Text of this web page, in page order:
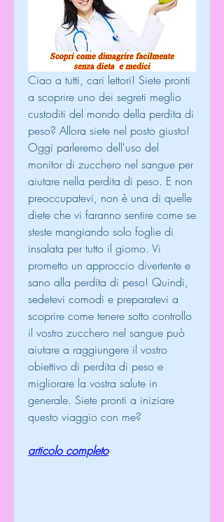
Ciao a tutti, cari lettori! Siete pronti
a scoprire uno dei segreti meglio
custoditi del mondo della perdita di
peso? Allora siete nel posto giusto!
Oggi parleremo dell'uso del
monitor di zucchero nel sangue per
aiutare nella perdita di peso. E non
preoccupatevi, non è una di quelle
diete che vi faranno sentire come se
steste mangiando solo foglie di
insalata per tutto il giorno. Vi
prometto un approccio divertente e
sano alla perdita di peso! Quindi,
sedetevi comodi e preparatevi a
scoprire come tenere sotto controllo
il vostro zucchero nel sangue può
aiutare a raggiungere il vostro
obiettivo di perdita di peso e
migliorare la vostra salute in
generale. Siete pronti a iniziare
questo viaggio con me?
articolo completo